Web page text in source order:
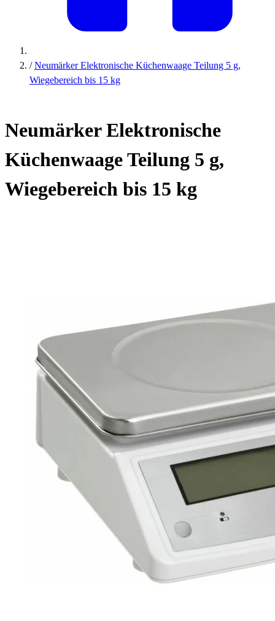
/ Neumärker Elektronische Küchenwaage Teilung 5 g,
Wiegebereich bis 15 kg
Neumärker Elektronische
Küchenwaage Teilung 5 g,
Wiegebereich bis 15 kg